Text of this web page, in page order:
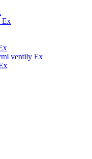
Ex
ventily Ex